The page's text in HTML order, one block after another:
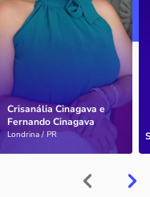
Crisanália Cinagava e
Fernando Cinagava
Londrina / PR